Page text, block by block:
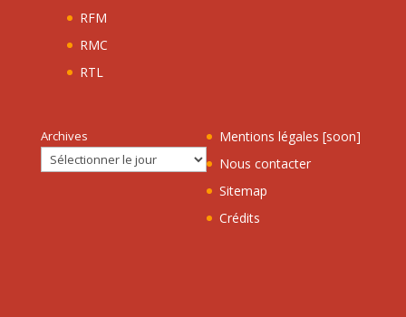
RFM
RMC
RTL
Archives
Mentions légales [soon]
Nous contacter
Sitemap
Crédits